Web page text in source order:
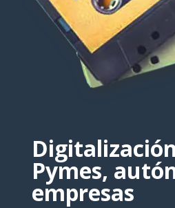
Pymes,
empresas